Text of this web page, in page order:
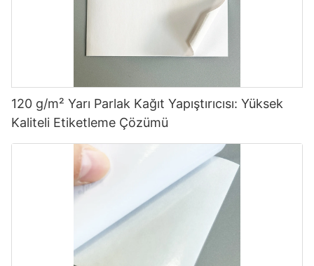
120 g/m² Yarı Parlak Kağıt Yapıştırıcısı: Yüksek
Kaliteli Etiketleme Çözümü